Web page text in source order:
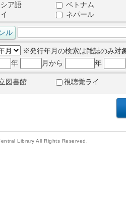
ア語
ベトナム
ネパール
※発行年月の検索は雑誌のみ対
年
月から 年
図書館 視聴覚ライ
Library All Rights Reserved.